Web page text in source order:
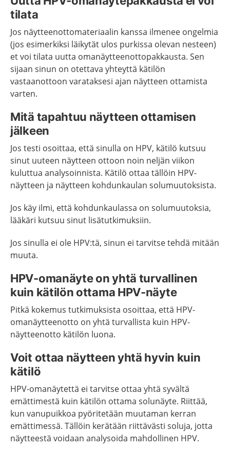
tilata
Jos näytteenottomateriaalin kanssa ilmenee ongelmia
(jos esimerkiksi läikytät ulos purkissa olevan nesteen)
et voi tilata uutta omanäytteenottopakkausta. Sen
sijaan sinun on otettava yhteyttä kätilön
vastaanottoon varataksesi ajan näytteen ottamista
varten.
Mitä tapahtuu näytteen ottamisen
jälkeen
Jos testi osoittaa, että sinulla on HPV, kätilö kutsuu
sinut uuteen näytteen ottoon noin neljän viikon
kuluttua analysoinnista. Kätilö ottaa tällöin HPV-
näytteen ja näytteen kohdunkaulan solumuutoksista.
Jos käy ilmi, että kohdunkaulassa on solumuutoksia,
lääkäri kutsuu sinut lisätutkimuksiin.
Jos sinulla ei ole HPV:tä, sinun ei tarvitse tehdä mitään
muuta.
HPV-omanäyte on yhtä turvallinen
kuin kätilön ottama HPV-näyte
Pitkä kokemus tutkimuksista osoittaa, että HPV-
omanäytteenotto on yhtä turvallista kuin HPV-
näytteenotto kätilön luona.
Voit ottaa näytteen yhtä hyvin kuin
kätilö
HPV-omanäytettä ei tarvitse ottaa yhtä syvältä
emättimestä kuin kätilön ottama solunäyte. Riittää,
kun vanupuikkoa pyöritetään muutaman kerran
emättimessä. Tällöin kerätään riittävästi soluja, jotta
näytteestä voidaan analysoida mahdollinen HPV.